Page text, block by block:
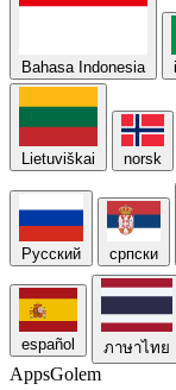
Bahasa Indonesia
Lietuviškai norsk
Русский српски
español ภาษาไทย
AppsGolem